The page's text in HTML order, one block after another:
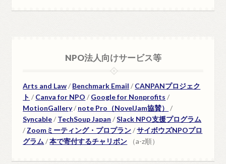
NPO法人向けサービス等
Arts and Law/ Benchmark Email / CANPANプロジェク
ト / Canva for NPO / Google for Nonprofits /
MotionGallery/ note Pro（NovelJam協賛）
/
Syncable/ TechSoup Japan /Slack NPO支援プログラム
/ Zoomミーティング・プロプラン/サイボウズNPOプロ
グラム /本で寄付するチャリボン （a-z順）